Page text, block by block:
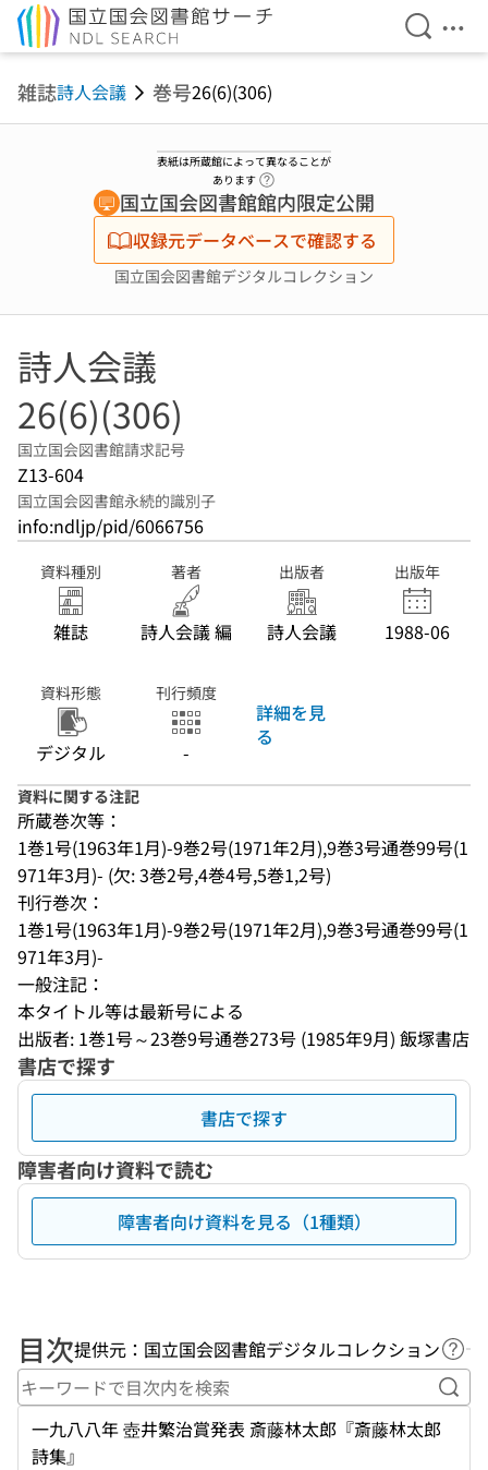
検索を
メ
雑誌詩人会議 巻号26(6)(306)
表紙は所蔵館によって異なることが
あります
国立国会図書館館内限定公開
収録元データベースで確認する
国立国会図書館デジタルコレクション
詩人会議
26(6)(306)
国立国会図書館請求記号
Z13-604
国立国会図書館永続的識別子
info:ndljp/pid/6066756
資料種別
雑誌
著者
詩人会議 編
出版者
詩人会議
出版年
1988-06
資料形態
デジタル
刊行頻度
-
詳細を見
る
資料に関する注記
所蔵巻次等：
1巻1号(1963年1月)-9巻2号(1971年2月),9巻3号通巻99号(1
971年3月)- (欠: 3巻2号,4巻4号,5巻1,2号)
刊行巻次：
1巻1号(1963年1月)-9巻2号(1971年2月),9巻3号通巻99号(1
971年3月)-
一般注記：
本タイトル等は最新号による
出版者: 1巻1号～23巻9号通巻273号 (1985年9月) 飯塚書店
書店で探す
書店で探す
障害者向け資料で読む
障害者向け資料を見る（1種類）
目次提供元：国立国会図書館デジタルコレクション ヘ
キ
一九八八年 壺井繁治賞発表 斎藤林太郎『斎藤林太郎
詩集』